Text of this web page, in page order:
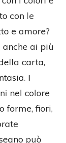
con le
e amore?
ai più
carta,
I
nel colore
forme, fiori,
può